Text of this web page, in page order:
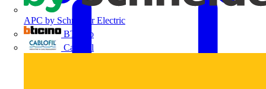
APC by Schneider Electric
BTicino
Cablofil